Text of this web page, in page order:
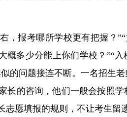
报考哪所学校更有把握？”“
概多少分能上你们学校？”“
的问题接连不断。一名招生老
长的咨询，他们一般会按照
愿填报的规则，不让考生留